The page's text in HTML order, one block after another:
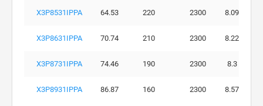
X3P8531IPPA 64.53 220 2300 8.09
X3P8631IPPA 70.74 210 2300 8.22
X3P8731IPPA 74.46 190 2300 8.3
X3P8931IPPA 86.87 160 2300 8.57